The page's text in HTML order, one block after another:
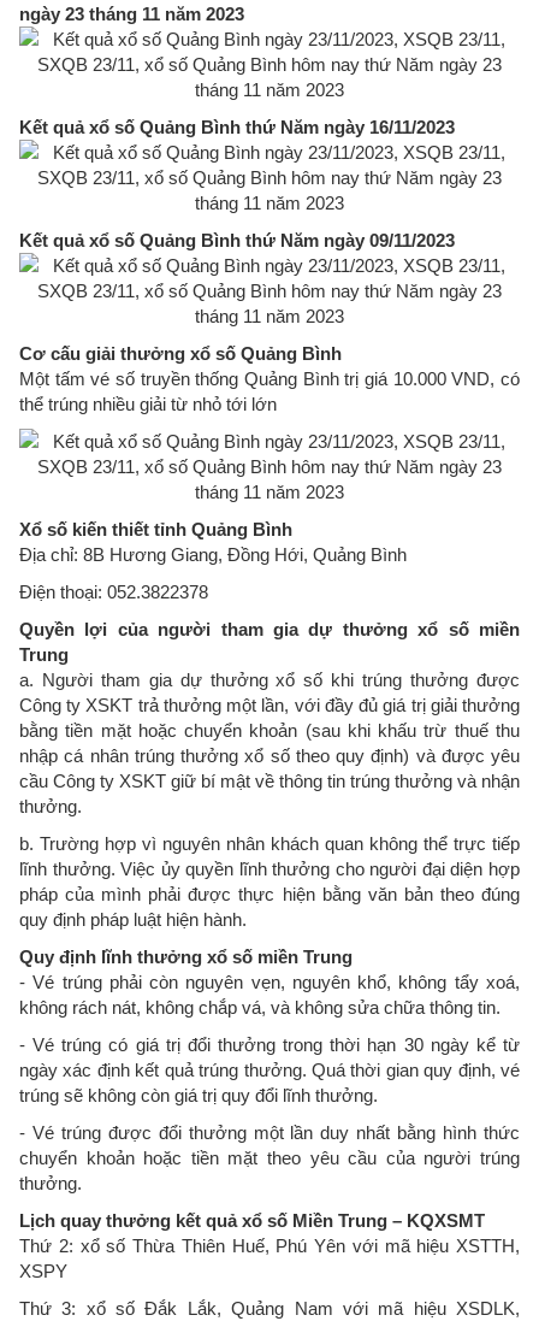
ngày 23 tháng 11 năm 2023
Kết quả xổ số Quảng Bình thứ Năm ngày 16/11/2023
Kết quả xổ số Quảng Bình thứ Năm ngày 09/11/2023
Cơ cấu giải thưởng xổ số Quảng Bình
Một tấm vé số truyền thống Quảng Bình trị giá 10.000 VND, có
thể trúng nhiều giải từ nhỏ tới lớn
Xổ số kiến thiết tỉnh Quảng Bình
Địa chỉ: 8B Hương Giang, Đồng Hới, Quảng Bình
Điện thoại: 052.3822378
Quyền lợi của người tham gia dự thưởng xổ số miền
Trung
a. Người tham gia dự thưởng xổ số khi trúng thưởng được
Công ty XSKT trả thưởng một lần, với đầy đủ giá trị giải thưởng
bằng tiền mặt hoặc chuyển khoản (sau khi khấu trừ thuế thu
nhập cá nhân trúng thưởng xổ số theo quy định) và được yêu
cầu Công ty XSKT giữ bí mật về thông tin trúng thưởng và nhận
thưởng.
b. Trường hợp vì nguyên nhân khách quan không thể trực tiếp
lĩnh thưởng. Việc ủy quyền lĩnh thưởng cho người đại diện hợp
pháp của mình phải được thực hiện bằng văn bản theo đúng
quy định pháp luật hiện hành.
Quy định lĩnh thưởng xổ số miền Trung
- Vé trúng phải còn nguyên vẹn, nguyên khổ, không tẩy xoá,
không rách nát, không chắp vá, và không sửa chữa thông tin.
- Vé trúng có giá trị đổi thưởng trong thời hạn 30 ngày kể từ
ngày xác định kết quả trúng thưởng. Quá thời gian quy định, vé
trúng sẽ không còn giá trị quy đổi lĩnh thưởng.
- Vé trúng được đổi thưởng một lần duy nhất bằng hình thức
chuyển khoản hoặc tiền mặt theo yêu cầu của người trúng
thưởng.
Lịch quay thưởng kết quả xổ số Miền Trung – KQXSMT
Thứ 2: xổ số Thừa Thiên Huế, Phú Yên với mã hiệu XSTTH,
XSPY
Thứ 3: xổ số Đắk Lắk, Quảng Nam với mã hiệu XSDLK,